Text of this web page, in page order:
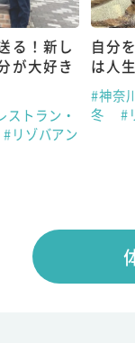
る！新し
が大好き
ストラン・
#リゾバアン
自分
は人
#神奈
冬
#